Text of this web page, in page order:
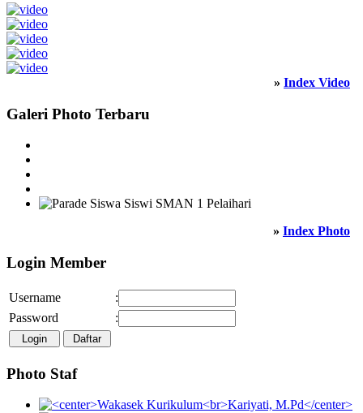
» Index Video
Galeri Photo Terbaru
» Index Photo
Login Member
Username
:
Password
:
Photo Staf